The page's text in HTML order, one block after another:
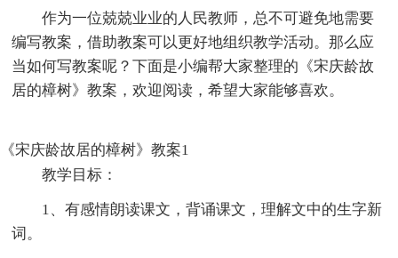
作为一位兢兢业业的人民教师，总不可避免地需要
编写教案，借助教案可以更好地组织教学活动。那么应
当如何写教案呢？下面是小编帮大家整理的《宋庆龄故
居的樟树》教案，欢迎阅读，希望大家能够喜欢。
《宋庆龄故居的樟树》教案1
教学目标：
1、有感情朗读课文，背诵课文，理解文中的生字新
词。